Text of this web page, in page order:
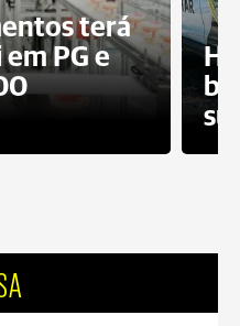
terá
em PG e